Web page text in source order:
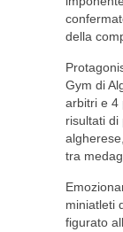
della
Gym di
arbitri e 4
risultati di
tra
miniatleti
figurato